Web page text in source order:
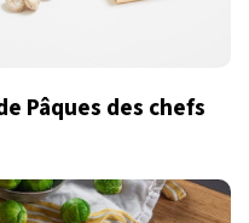
Pâques des chefs